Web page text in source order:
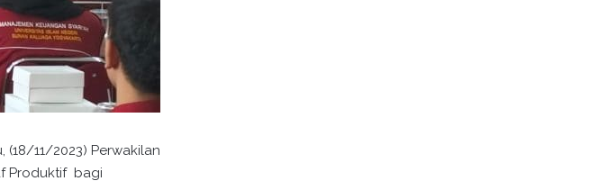
(18/11/2023) Perwakilan
Produktif bagi